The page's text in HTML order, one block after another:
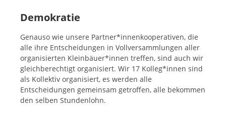
Demokratie
Genauso wie unsere Partner*innenkooperativen, die
alle ihre Entscheidungen in Vollversammlungen aller
organisierten Kleinbäuer*innen treffen, sind auch wir
gleichberechtigt organisiert. Wir 17 Kolleg*innen sind
als Kollektiv organisiert, es werden alle
Entscheidungen gemeinsam getroffen, alle bekommen
den selben Stundenlohn.